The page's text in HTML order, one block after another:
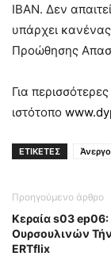
ΙΒΑΝ. Δεν
υπάρχει
Προώθησης
Για
ιστότοπο
ΕΤΙΚΕΤΕΣ
Προηγούμενο άρθρο
Κεραία s03
Ουρσουλινών
ERTflix